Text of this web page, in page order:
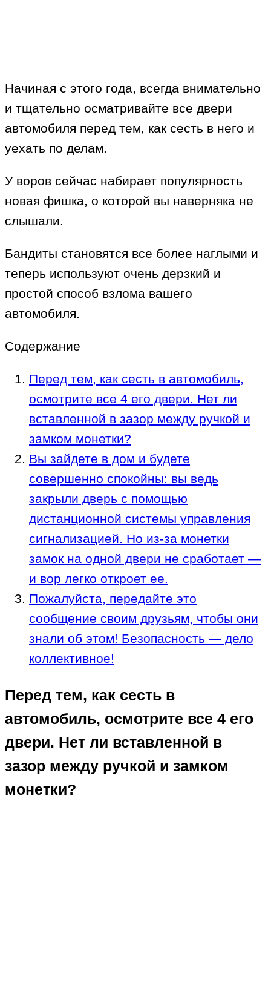
Начиная с этого года, всегда внимательно
и тщательно осматривайте все двери
автомобиля перед тем, как сесть в него и
уехать по делам.
У воров сейчас набирает популярность
новая фишка, о которой вы наверняка не
слышали.
Бандиты становятся все более наглыми и
теперь используют очень дерзкий и
простой способ взлома вашего
автомобиля.
Содержание
Перед тем, как сесть в автомобиль,
осмотрите все 4 его двери. Нет ли
вставленной в зазор между ручкой и
замком монетки?
Вы зайдете в дом и будете
совершенно спокойны: вы ведь
закрыли дверь с помощью
дистанционной системы управления
сигнализацией. Но из-за монетки
замок на одной двери не сработает —
и вор легко откроет ее.
Пожалуйста, передайте это
сообщение своим друзьям, чтобы они
знали об этом! Безопасность — дело
коллективное!
Перед тем, как сесть в
автомобиль, осмотрите все 4 его
двери. Нет ли вставленной в
зазор между ручкой и замком
монетки?